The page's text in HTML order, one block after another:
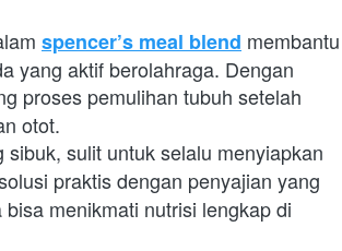
spencer’s meal blend membantu
yang aktif berolahraga. Dengan
proses pemulihan tubuh setelah
otot.
sibuk, sulit untuk selalu menyiapkan
praktis dengan penyajian yang
menikmati nutrisi lengkap di